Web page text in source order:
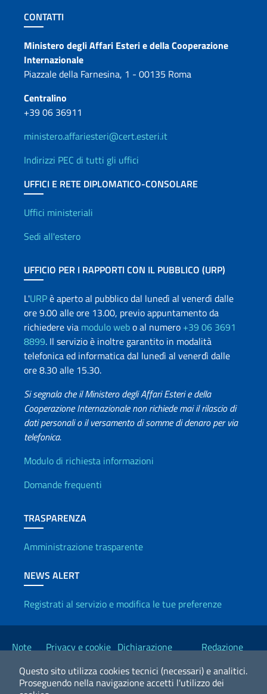
Questo sito utilizza cookies tecnici (necessari) e analitici.
Proseguendo nella navigazione accetti l'utilizzo dei
Sezione footer
CONTATTI
Contatti
Ministero degli Affari Esteri e della Cooperazione
Internazionale
Piazzale della Farnesina, 1 - 00135 Roma
Centralino
+39 06 36911
ministero.affariesteri@cert.esteri.it
Indirizzi PEC di tutti gli uffici
UFFICI E RETE DIPLOMATICO-CONSOLARE
Uffici e Rete diplomatica
Uffici ministeriali
Sedi all'estero
UFFICIO PER I RAPPORTI CON IL PUBBLICO (URP)
L'URPè aperto al pubblico dal lunedì al venerdì dalle
ore 9.00 alle ore 13.00, previo appuntamento da
richiedere via modulo webo al numero +39 06 3691
8899. Il servizio è inoltre garantito in modalità
telefonica ed informatica dal lunedì al venerdì dalle
ore 8.30 alle 15.30.
Si segnala che il Ministero degli Affari Esteri e della
Cooperazione Internazionale non richiede mai il rilascio di
dati personali o il versamento di somme di denaro per via
telefonica.
Info utili
Modulo di richiesta informazioni
Domande frequenti
TRASPARENZA
Amministrazione trasparente
NEWS ALERT
Registrati al servizio e modifica le tue preferenze
Link Utili
Note
Privacy e cookie Dichiarazione
Redazione